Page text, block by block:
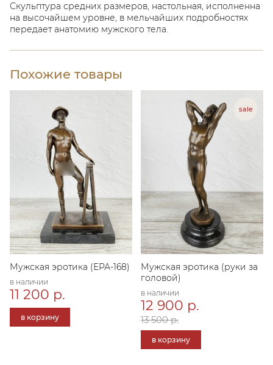
Скульптура средних размеров, настольная, исполненна
на высочайшем уровне, в мельчайших подробностях
передает анатомию мужского тела.
Похожие товары
Мужская эротика (ЕРА-168)
в наличии
11 200 р.
в корзину
Мужская эротика (руки за
головой)
в наличии
12 900 р.
13 500 р.
в корзину